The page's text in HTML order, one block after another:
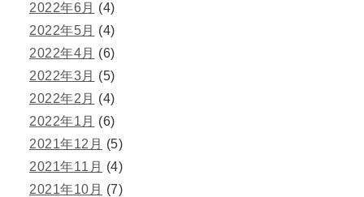
2022年6月 (4)
2022年5月 (4)
2022年4月 (6)
2022年3月 (5)
2022年2月 (4)
2022年1月 (6)
2021年12月 (5)
2021年11月 (4)
2021年10月 (7)